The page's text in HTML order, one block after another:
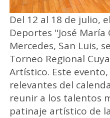
Del 12 al 18 de julio,
Deportes "José María
Mercedes, San Luis,
Torneo Regional
Artístico. Este
relevantes del
reunir a los talentos
patinaje artístico de